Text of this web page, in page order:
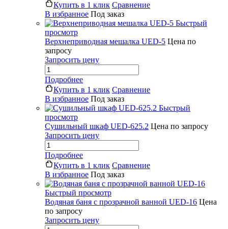
Купить в 1 клик Сравнение
В избранное Под заказ
Быстрый
просмотр
Верхнеприводная мешалка UED-5 Цена по
запросу
Запросить цену
Подробнее
Купить в 1 клик Сравнение
В избранное Под заказ
Быстрый
просмотр
Сушильный шкаф UED-625.2 Цена по запросу
Запросить цену
Подробнее
Купить в 1 клик Сравнение
В избранное Под заказ
Быстрый просмотр
Водяная баня с прозрачной ванной UED-16 Цена
по запросу
Запросить цену